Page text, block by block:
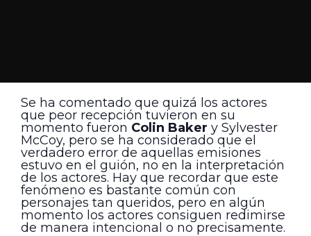
Se ha comentado que quizá los actores
que peor recepción tuvieron en su
momento fueron Colin Baker y Sylvester
McCoy, pero se ha considerado que el
verdadero error de aquellas emisiones
estuvo en el guión, no en la interpretación
de los actores. Hay que recordar que este
fenómeno es bastante común con
personajes tan queridos, pero en algún
momento los actores consiguen redimirse
de manera intencional o no precisamente.